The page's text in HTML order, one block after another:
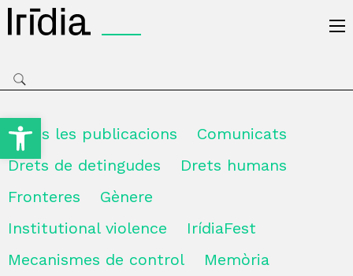
Obre la barra d'eines
Totes les publicacions
Comunicats
Drets de detingudes
Drets humans
Fronteres
Gènere
Institutional violence
IrídiaFest
Mecanismes de control
Memòria